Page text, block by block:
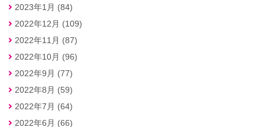
2023年1月 (84)
2022年12月 (109)
2022年11月 (87)
2022年10月 (96)
2022年9月 (77)
2022年8月 (59)
2022年7月 (64)
2022年6月 (66)